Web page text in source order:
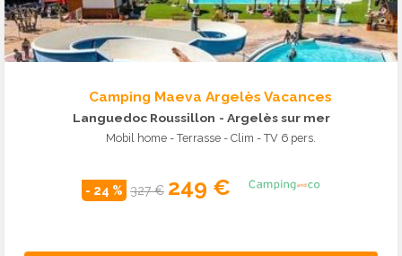
Camping Maeva Argelès Vacances
Languedoc Roussillon - Argelès sur mer
Mobil home - Terrasse - Clim - TV 6 pers.
- 24 % 327 € 249 €